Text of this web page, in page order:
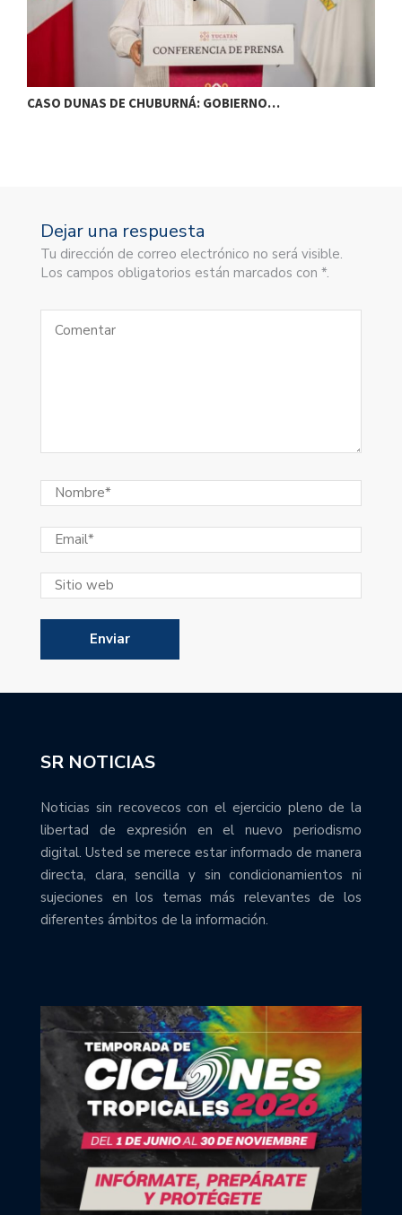
CASO DUNAS DE CHUBURNÁ: GOBIERNO…
Dejar una respuesta
Tu dirección de correo electrónico no será visible.
Los campos obligatorios están marcados con *.
SR NOTICIAS
Noticias sin recovecos con el ejercicio pleno de la
libertad de expresión en el nuevo periodismo
digital. Usted se merece estar informado de manera
directa, clara, sencilla y sin condicionamientos ni
sujeciones en los temas más relevantes de los
diferentes ámbitos de la información.